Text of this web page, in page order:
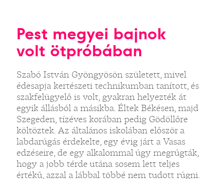
Pest megyei bajnok
volt ötpróbában
Szabó István Gyöngyösön született, mivel
édesapja kertészeti technikumban tanított, és
szakfelügyelő is volt, gyakran helyezték át
egyik állásból a másikba. Éltek Békésen, majd
Szegeden, tízéves korában pedig Gödöllőre
költöztek. Az általános iskolában először a
labdarúgás érdekelte, egy évig járt a Vasas
edzéseire, de egy alkalommal úgy megrúgták,
hogy a jobb térde utána sosem lett teljes
értékű, azzal a lábbal többé nem tudott rúgni.